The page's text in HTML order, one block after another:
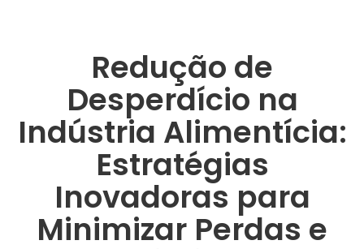
Redução de
Desperdício na
Indústria Alimentícia:
Estratégias
Inovadoras para
Minimizar Perdas e